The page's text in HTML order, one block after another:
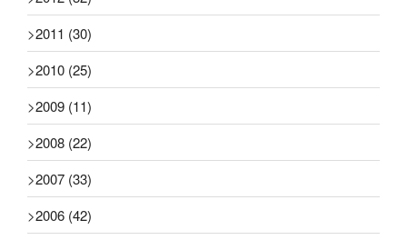
>2011 (30)
>2010 (25)
>2009 (11)
>2008 (22)
>2007 (33)
>2006 (42)